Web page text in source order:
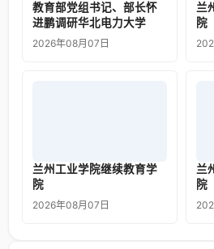
教育部党组书记、部长怀
进鹏调研华北电力大学
2026年08月07日
兰
院
兰州工业学院继续教育学
院
2026年08月07日
兰
院